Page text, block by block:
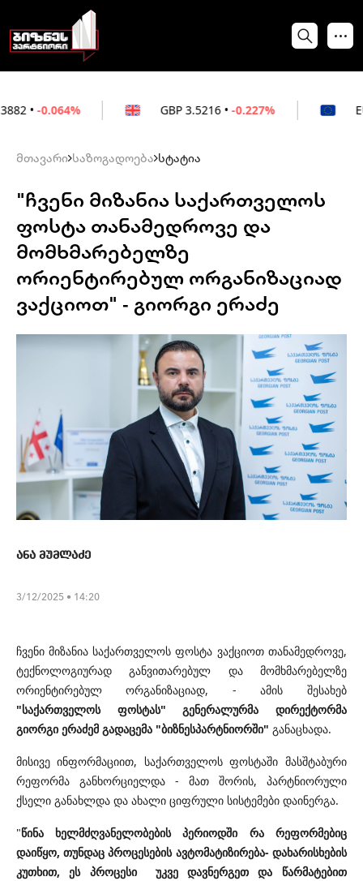
3.5216 • -0.227% 3.0212 •
მთავარი საზოგადოება სტატია
"ჩვენი მიზანია საქართველოს
ფოსტა თანამედროვე და
მომხმარებელზე
ორიენტირებულ ორგანიზაციად
ვაქციოთ" - გიორგი ერაძე
ანა მუმლაძე
3/12/2025 • 14:20
ჩვენი მიზანია საქართველოს ფოსტა ვაქციოთ თანამედროვე,
ტექნოლოგიურად განვითარებულ და მომხმარებელზე
ორიენტირებულ ორგანიზაციად, - ამის შესახებ
"საქართველოს ფოსტას" გენერალურმა დირექტორმა
გიორგი ერაძემ გადაცემა "ბიზნესპარტნიორში" განაცხადა.
მისივე ინფორმაციით, საქართველოს ფოსტაში მასშტაბური
რეფორმა განხორციელდა - მათ შორის, პარტნიორული
ქსელი განახლდა და ახალი ციფრული სისტემები დაინერგა.
"წინა ხელმძღვანელობების პერიოდში რა რეფორმებიც
დაიწყო, თუნდაც პროცესების ავტომატიზირება- დახარისხების
კუთხით, ეს პროცესი უკვე დავნერგეთ და წარმატებით